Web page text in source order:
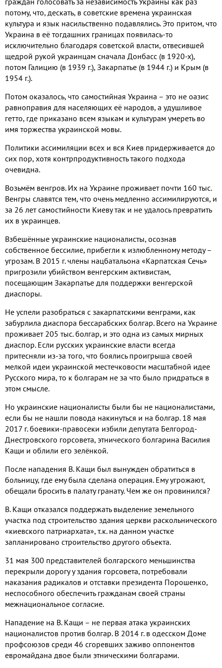
потому, что, дескать, в советские времена украинская
культура и язык насильственно подавлялись. Это притом, что
Украина в её тогдашних границах появилась-то
исключительно благодаря советской власти, отвесившей
щедрой рукой украинцам сначала Донбасс (в 1920-х),
потом Галицию (в 1939 г.), Закарпатье (в 1944 г.) и Крым (в
1954 г.).
Потом оказалось, что самостийная Украина – это не оазис
равноправия для населяющих её народов, а удушливое
гетто, где приказано всем языкам и культурам умереть во
имя торжества украинской мовы.
Политики ассимиляции всех и вся Киев придерживается до
сих пор, хотя контрпродуктивность такого подхода
очевидна.
Возьмём венгров. Их на Украине проживает почти 160 тыс.
Венгры славятся тем, что очень медленно ассимилируются, и
за 26 лет самостийности Киеву так и не удалось превратить
их в украинцев.
Взбешённые украинские националисты, осознав
собственное бессилие, прибегли к излюбленному методу –
угрозам. В 2015 г. члены нацбатальона «Карпатская Сечь»
пригрозили убийством венгерским активистам,
посещающим Закарпатье для поддержки венгерской
диаспоры.
Не успели разобраться с закарпатскими венграми, как
забурлила диаспора бессарабских болгар. Всего на Украине
проживает 205 тыс. болгар, и это одна из самых мирных
диаспор. Если русских украинские власти всегда
притесняли из-за того, что боялись проигрыша своей
мелкой идеи украинской местечковости масштабной идее
Русского мира, то к болгарам не за что было придраться в
этом смысле.
Но украинские националисты были бы не националистами,
если бы не нашли повода накинуться и на болгар. 18 мая
2017 г. боевики-правосеки избили депутата Белгород-
Днестровского горсовета, этнического болгарина Василия
Кащи и облили его зелёнкой.
После нападения В. Кащи был вынужден обратиться в
больницу, где ему была сделана операция. Ему угрожают,
обещали бросить в палату гранату. Чем же он провинился?
В. Кащи отказался поддержать выделение земельного
участка под строительство здания церкви раскольнического
«киевского патриархата», т.к. на данном участке
запланировано строительство другого объекта.
31 мая 300 представителей болгарского меньшинства
перекрыли дорогу у здания горсовета, потребовали
наказания радикалов и отставки президента Порошенко,
неспособного обеспечить гражданам своей страны
межнациональное согласие.
Нападение на В. Кащи – не первая атака украинских
националистов против болгар. В 2014 г. в одесском Доме
профсоюзов среди 46 сгоревших заживо оппонентов
евромайдана двое были этническими болгарами.